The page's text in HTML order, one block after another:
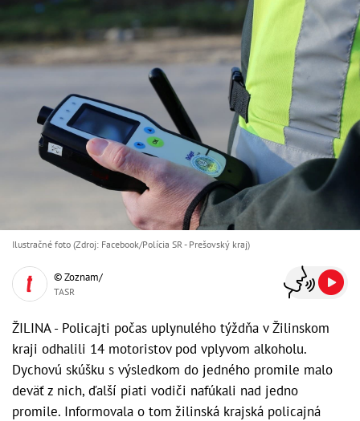
Ilustračné foto (Zdroj: Facebook/Polícia SR - Prešovský kraj)
© Zoznam/
TASR
ŽILINA - Policajti počas uplynulého týždňa v Žilinskom
kraji odhalili 14 motoristov pod vplyvom alkoholu.
Dychovú skúšku s výsledkom do jedného promile malo
deväť z nich, ďalší piati vodiči nafúkali nad jedno
promile. Informovala o tom žilinská krajská policajná